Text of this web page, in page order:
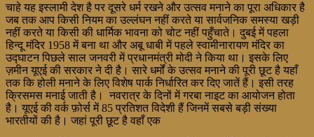
चाहे यह इस्लामी देश है पर दूसरे धर्म रखने और उत्सव मनाने का पूरा अधिकार है
जब तक आप किसी नियम का उल्लंघन नहीं करते या सार्वजनिक समस्या खड़ी
नहीं करते या किसी की धार्मिक भावना को चोट नहीं पहुँचाते। दुबई में पहला
हिन्दू मंदिर 1958 में बना था और अबू धाबी में पहले स्वामीनारायण मंदिर का
उद्घाटन पिछले साल जनवरी में प्रधानमंत्री मोदी ने किया था। इसके लिए
ज़मीन यूएई की सरकार ने दी है। सारे धर्मों के उत्सव मनाने की पूरी छूट है यहाँ
तक कि होली मनाने के लिए विशेष पार्क निर्धारित कर दिए जातें हैं। इसी तरह
क्रिसमस मनाई जाती है। नवरात्र के दिनों में गरबा नाइट का आयोजन होता
है। यूएई की वर्क फ़ोर्स में 85 प्रतिशत विदेशी हैं जिनमें सबसे बड़ी संख्या
भारतीयों की है। जहां पूरी छूट है वहाँ एक